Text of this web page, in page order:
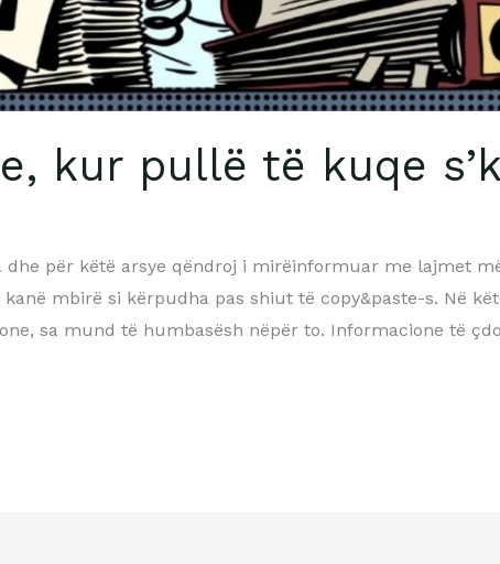
kur pullë të kuqe
dhe për këtë arsye qëndroj i mirëinformuar me lajmet
mbirë si kërpudha pas shiut të copy&paste-s. Në
sa mund të humbasësh nëpër to. Informacione të